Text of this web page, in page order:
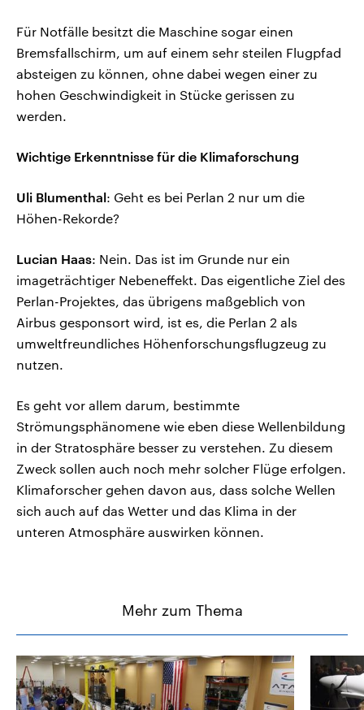
Für Notfälle besitzt die Maschine sogar einen
Bremsfallschirm, um auf einem sehr steilen Flugpfad
absteigen zu können, ohne dabei wegen einer zu
hohen Geschwindigkeit in Stücke gerissen zu
werden.
Wichtige Erkenntnisse für die Klimaforschung
Uli Blumenthal: Geht es bei Perlan 2 nur um die
Höhen-Rekorde?
Lucian Haas: Nein. Das ist im Grunde nur ein
imageträchtiger Nebeneffekt. Das eigentliche Ziel des
Perlan-Projektes, das übrigens maßgeblich von
Airbus gesponsort wird, ist es, die Perlan 2 als
umweltfreundliches Höhenforschungsflugzeug zu
nutzen.
Es geht vor allem darum, bestimmte
Strömungsphänomene wie eben diese Wellenbildung
in der Stratosphäre besser zu verstehen. Zu diesem
Zweck sollen auch noch mehr solcher Flüge erfolgen.
Klimaforscher gehen davon aus, dass solche Wellen
sich auch auf das Wetter und das Klima in der
unteren Atmosphäre auswirken können.
Mehr zum Thema